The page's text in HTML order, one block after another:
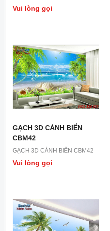
Vui lòng gọi
GẠCH 3D CẢNH BIỂN
CBM42
GẠCH 3D CẢNH BIỂN CBM42
Vui lòng gọi